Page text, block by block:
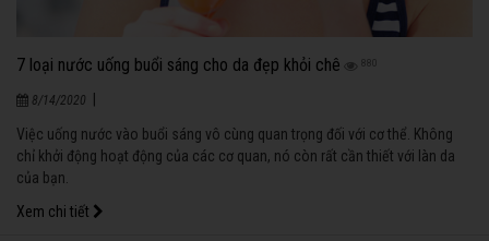
7 loại nước uống buổi sáng cho da đẹp khỏi chê 880
8/14/2020
Việc uống nước vào buổi sáng vô cùng quan trọng đối với cơ thể. Không
chỉ khởi động hoạt động của các cơ quan, nó còn rất cần thiết với làn da
của bạn.
Xem chi tiết